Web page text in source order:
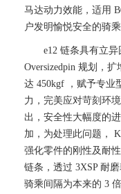
马达动力效能，适用
户发明愉悦安全的骑乘
e12 链条具有立异
Oversizedpin 规划，
达 450kgf ，赋予专业
力，完美应对苛刻环
出，安全性大幅度的
加，为处理此问题，
强化零件的刚性及耐
链条，透过 3XSP 耐
骑乘间隔为本来的 3 倍